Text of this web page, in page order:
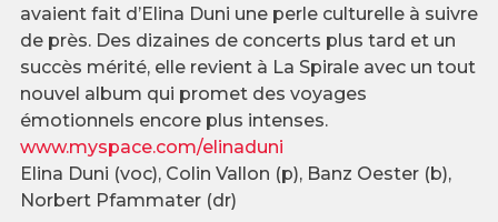
avaient fait d’Elina Duni une perle culturelle à suivre
de près. Des dizaines de concerts plus tard et un
succès mérité, elle revient à La Spirale avec un tout
nouvel album qui promet des voyages
émotionnels encore plus intenses.
www.myspace.com/elinaduni
Elina Duni (voc), Colin Vallon (p), Banz Oester (b),
Norbert Pfammater (dr)